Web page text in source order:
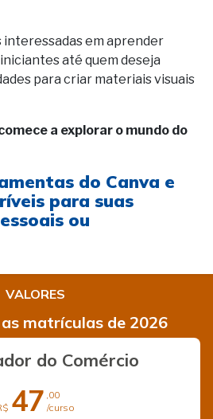
interessadas em aprender
até quem deseja
para criar materiais visuais
a explorar o mundo do
do Canva e
para suas
ou
VALORES
matrículas de 2026
do Comércio
47 ,00
/curso